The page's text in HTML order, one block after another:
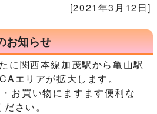
[2021年3月12日]
お知らせ
に関西本線加茂駅から亀山駅
エリアが拡大します。
お買い物にますます便利な
さい。